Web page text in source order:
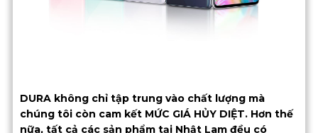
DURA không chỉ tập trung vào chất lượng mà
chúng tôi còn cam kết MỨC GIÁ HỦY DIỆT. Hơn thế
nữa, tất cả các sản phẩm tại Nhật Lam đều có